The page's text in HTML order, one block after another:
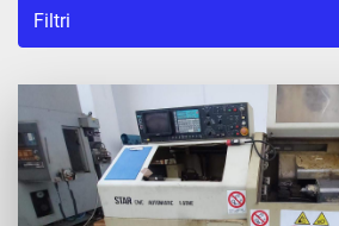
Filtri
Ordina per